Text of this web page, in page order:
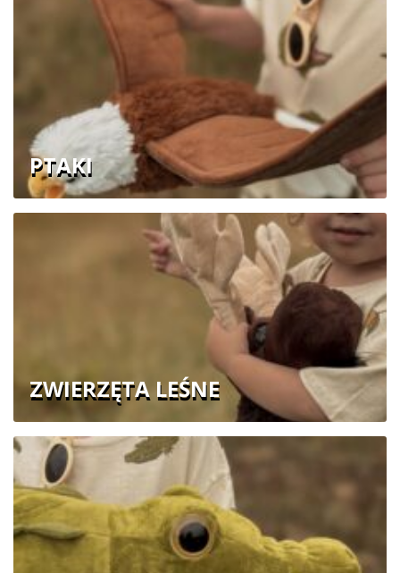
PTAKI
ZWIERZĘTA LEŚNE